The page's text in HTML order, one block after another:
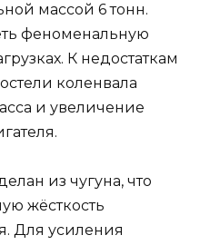
массой 6 тонн.
феноменальную
К недостаткам
коленвала
и увеличение
из чугуна, что
жёсткость
Для усиления